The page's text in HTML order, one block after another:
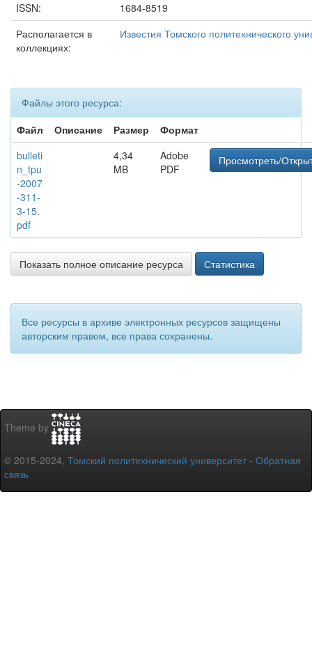
ISSN:
1684-8519
Располагается в
коллекциях:
Известия Томского политехнического
Файлы этого ресурса:
Файл
Описание Размер
Формат
bulleti
n_tpu
-2007
-311-
3-15.
pdf
4,34
MB
Adobe
PDF
Просмотреть/
Показать полное описание ресурса Статистика
Все ресурсы в архиве электронных ресурсов защищены
авторским правом, все права сохранены.
Theme by
© 2015-2024, Томский политехнический университет - Обратная
связь